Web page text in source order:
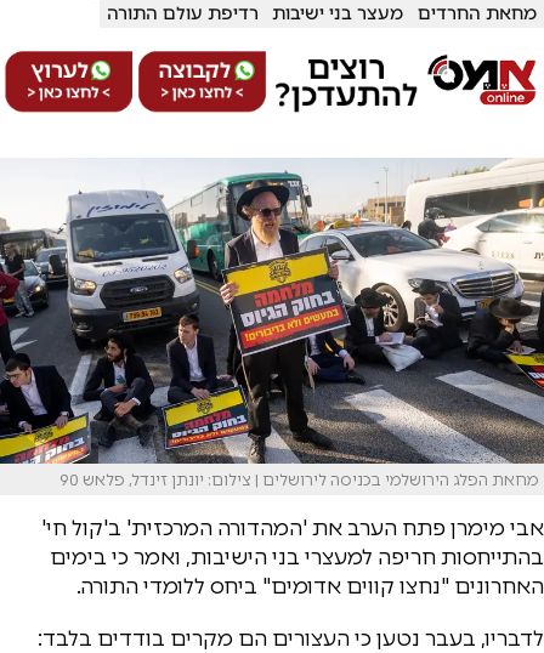
מחאת החרדים
מעצר בני ישיבות רדיפת עולם התורה
מחאת הפלג הירושלמי בכניסה לירושלים | צילום: יונתן זינדל, פלאש 90
אבי מימרן פתח הערב את 'המהדורה המרכזית' ב'קול חי'
בהתייחסות חריפה למעצרי בני הישיבות, ואמר כי בימים
האחרונים "נחצו קווים אדומים" ביחס ללומדי התורה.
לדבריו, בעבר נטען כי העצורים הם מקרים בודדים בלבד: